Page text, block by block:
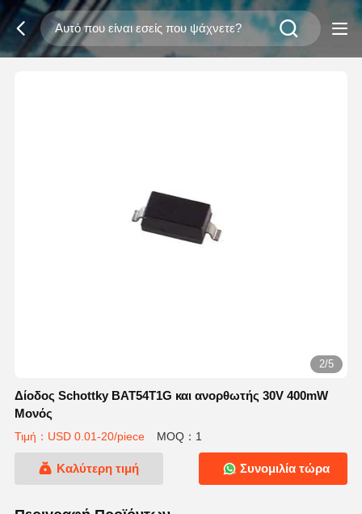
2/5
Δίοδος Schottky BAT54T1G και ανορθωτής 30V 400mW
Μονός
Τιμή：USD 0.01-20/piece MOQ：1
Καλύτερη τιμή Συνομιλία τώρα